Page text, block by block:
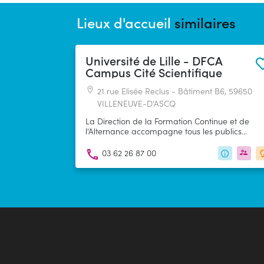
Lieux d'accueil similaires
Université de Lille - DFCA
Campus Cité Scientifique
21 rue Elisée Reclus - Bâtiment B6, 59650
VILLENEUVE-D'ASCQ
La Direction de la Formation Continue et de
l'Alternance accompagne tous les publics
organisations et les entreprises dans leurs
de formation. Une équipe de professionnels
aide dans la définition de votre projet
03 62 26 87 00